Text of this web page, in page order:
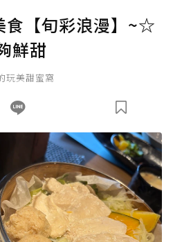
【旬彩浪漫】~☆
鮮甜
玩美甜蜜窩